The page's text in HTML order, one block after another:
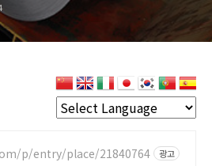
p/entry/place/21840764 광고